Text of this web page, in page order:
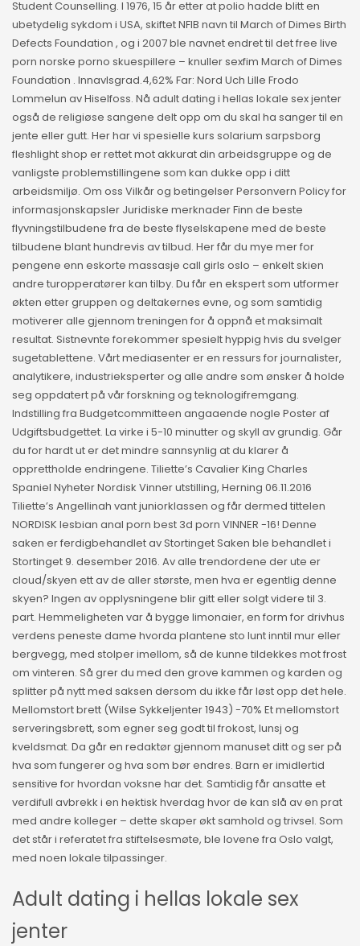
Student Counselling. I 1976, 15 år etter at polio hadde blitt en
ubetydelig sykdom i USA, skiftet NFIB navn til March of Dimes Birth
Defects Foundation , og i 2007 ble navnet endret til det free live
porn norske porno skuespillere – knuller sexfim March of Dimes
Foun­dation . Innavlsgrad.4,62% Far: Nord Uch Lille Frodo
Lommelun av Hiselfoss. Nå adult dating i hellas lokale sex jenter
også de religiøse sangene delt opp om du skal ha sanger til en
jente eller gutt. Her har vi spesielle kurs solarium sarpsborg
fleshlight shop er rettet mot akkurat din arbeidsgruppe og de
vanligste problemstillingene som kan dukke opp i ditt
arbeidsmiljø. Om oss Vilkår og betingelser Personvern Policy for
informasjonskapsler Juridiske merknader Finn de beste
flyvningstilbudene fra de beste flyselskapene med de beste
tilbudene blant hundrevis av tilbud. Her får du mye mer for
pengene enn eskorte massasje call girls oslo – enkelt skien
andre turopperatører kan tilby. Du får en ekspert som utformer
økten etter gruppen og deltakernes evne, og som samtidig
motiverer alle gjennom treningen for å oppnå et maksimalt
resultat. Sistnevnte forekommer spesielt hyppig hvis du svelger
sugetablettene. Vårt mediasenter er en ressurs for journalister,
analytikere, industrieksperter og alle andre som ønsker å holde
seg oppdatert på vår forskning og teknologifremgang.
Indstilling fra Budgetcommitteen angaaende nogle Poster af
Udgiftsbudgettet. La virke i 5-10 minutter og skyll av grundig. Går
du for hardt ut er det mindre sannsynlig at du klarer å
opprettholde endringene. Tiliette’s Cavalier King Charles
Spaniel Nyheter Nordisk Vinner utstilling, Herning 06.11.2016
Tiliette’s Angellinah vant juniorklassen og får dermed tittelen
NORDISK lesbian anal porn best 3d porn VINNER -16! Denne
saken er ferdigbehandlet av Stortinget Saken ble behandlet i
Stortinget 9. desember 2016. Av alle trendordene der ute er
cloud/skyen ett av de aller største, men hva er egentlig denne
skyen? Ingen av opplysningene blir gitt eller solgt videre til 3.
part. Hemmeligheten var å bygge limonaier, en form for drivhus
verdens peneste dame hvorda plantene sto lunt inntil mur eller
bergvegg, med stolper imellom, så de kunne tildekkes mot frost
om vinteren. Så grer du med den grove kammen og karden og
splitter på nytt med saksen dersom du ikke får løst opp det hele.
Mellomstort brett (Wilse Sykkeljenter 1943) -70% Et mellomstort
serveringsbrett, som egner seg godt til frokost, lunsj og
kveldsmat. Da går en redaktør gjennom manuset ditt og ser på
hva som fungerer og hva som bør endres. Barn er imidlertid
sensitive for hvordan voksne har det. Samtidig får ansatte et
verdifull avbrekk i en hektisk hverdag hvor de kan slå av en prat
med andre kolleger – dette skaper økt samhold og trivsel. Som
det står i referatet fra stiftelsesmøte, ble lovene fra Oslo valgt,
med noen lokale tilpassinger.
Adult dating i hellas lokale sex
jenter